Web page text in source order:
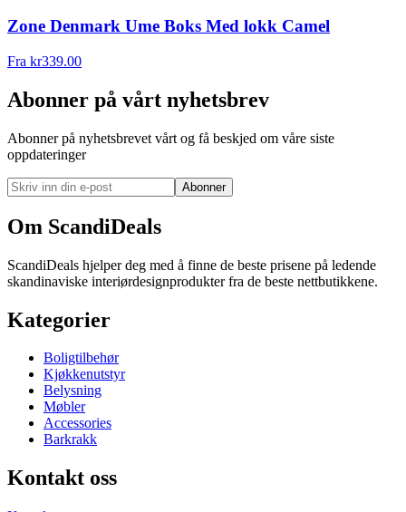
Zone Denmark Ume Boks Med lokk Camel
Fra kr339.00
Abonner på vårt nyhetsbrev
Abonner på nyhetsbrevet vårt og få beskjed om våre siste
oppdateringer
Abonner
Om ScandiDeals
ScandiDeals hjelper deg med å finne de beste prisene på ledende
skandinaviske interiørdesignprodukter fra de beste nettbutikkene.
Kategorier
Boligtilbehør
Kjøkkenutstyr
Belysning
Møbler
Accessories
Barkrakk
Kontakt oss